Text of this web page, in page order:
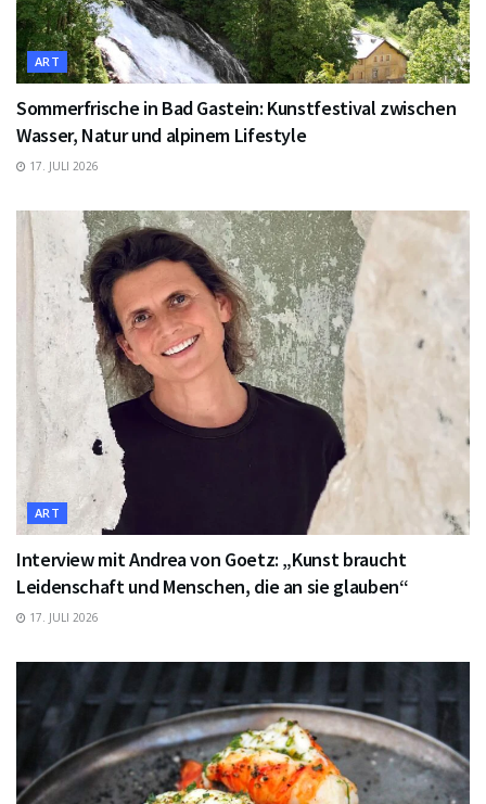
ART
Sommerfrische in Bad Gastein: Kunstfestival zwischen
Wasser, Natur und alpinem Lifestyle
17. JULI 2026
ART
Interview mit Andrea von Goetz: „Kunst braucht
Leidenschaft und Menschen, die an sie glauben“
17. JULI 2026